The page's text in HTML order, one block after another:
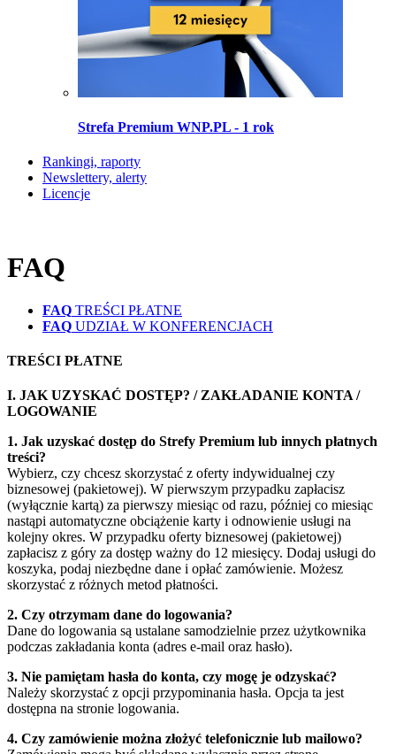
Strefa Premium WNP.PL - 1 rok
Rankingi, raporty
Newslettery, alerty
Licencje
FAQ
FAQ TREŚCI PŁATNE
FAQ UDZIAŁ W KONFERENCJACH
TREŚCI PŁATNE
I. JAK UZYSKAĆ DOSTĘP? / ZAKŁADANIE KONTA /
LOGOWANIE
1. Jak uzyskać dostęp do Strefy Premium lub innych płatnych
treści?
Wybierz, czy chcesz skorzystać z oferty indywidualnej czy
biznesowej (pakietowej). W pierwszym przypadku zapłacisz
(wyłącznie kartą) za pierwszy miesiąc od razu, później co miesiąc
nastąpi automatyczne obciążenie karty i odnowienie usługi na
kolejny okres. W przypadku oferty biznesowej (pakietowej)
zapłacisz z góry za dostęp ważny do 12 miesięcy. Dodaj usługi do
koszyka, podaj niezbędne dane i opłać zamówienie. Możesz
skorzystać z różnych metod płatności.
2. Czy otrzymam dane do logowania?
Dane do logowania są ustalane samodzielnie przez użytkownika
podczas zakładania konta (adres e-mail oraz hasło).
3. Nie pamiętam hasła do konta, czy mogę je odzyskać?
Należy skorzystać z opcji przypominania hasła. Opcja ta jest
dostępna na stronie logowania.
4. Czy zamówienie można złożyć telefonicznie lub mailowo?